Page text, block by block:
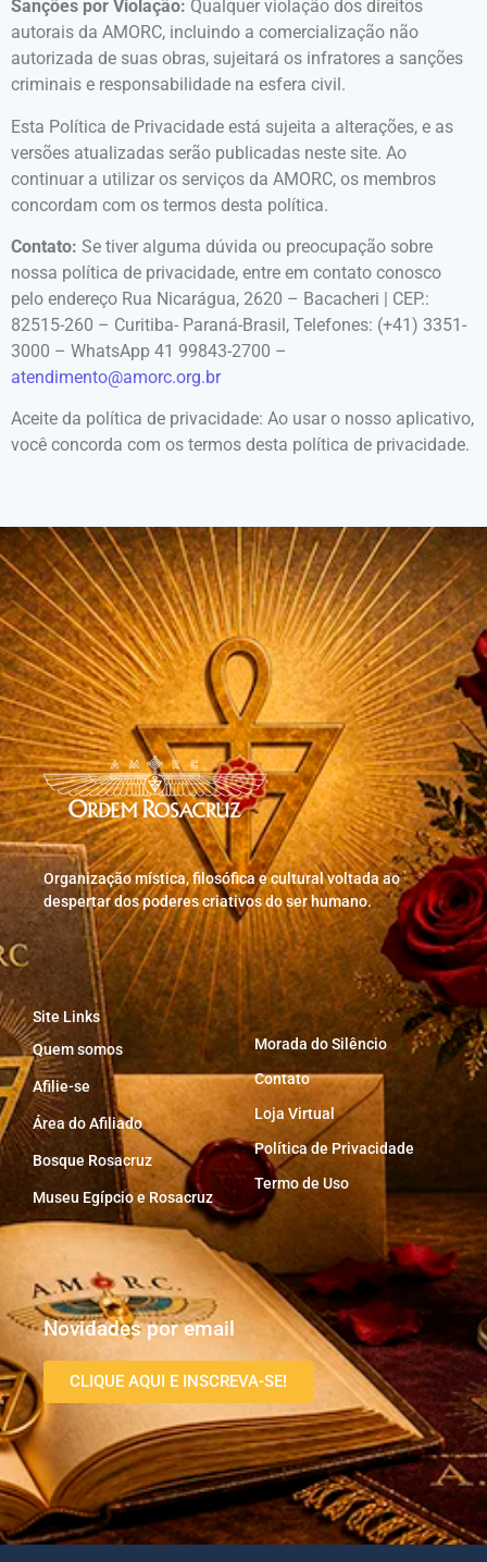
Sanções por Violação: Qualquer violação dos direitos
autorais da AMORC, incluindo a comercialização não
autorizada de suas obras, sujeitará os infratores a sanções
criminais e responsabilidade na esfera civil.
Esta Política de Privacidade está sujeita a alterações, e as
versões atualizadas serão publicadas neste site. Ao
continuar a utilizar os serviços da AMORC, os membros
concordam com os termos desta política.
Contato: Se tiver alguma dúvida ou preocupação sobre
nossa política de privacidade, entre em contato conosco
pelo endereço Rua Nicarágua, 2620 – Bacacheri | CEP.:
82515-260 – Curitiba- Paraná-Brasil, Telefones: (+41) 3351-
3000 – WhatsApp 41 99843-2700 –
atendimento@amorc.org.br
Aceite da política de privacidade: Ao usar o nosso aplicativo,
você concorda com os termos desta política de privacidade.
Organização mística, filosófica e cultural voltada ao
despertar dos poderes criativos do ser humano.
Site Links
Quem somos
Afilie-se
Área do Afiliado
Bosque Rosacruz
Museu Egípcio e Rosacruz
Morada do Silêncio
Contato
Loja Virtual
Política de Privacidade
Termo de Uso
Novidades por email
CLIQUE AQUI E INSCREVA-SE!